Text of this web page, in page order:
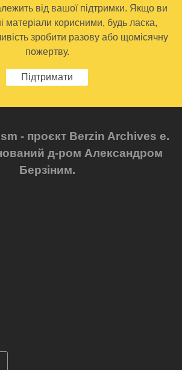
від вашої підтримки. Якщо ви
матеріали корисними, будь ласка,
зробити разову або щомісячну
пожертву.
Підтримати
- проєкт Berzin Archives e.
д-ром Александром
Берзіним.